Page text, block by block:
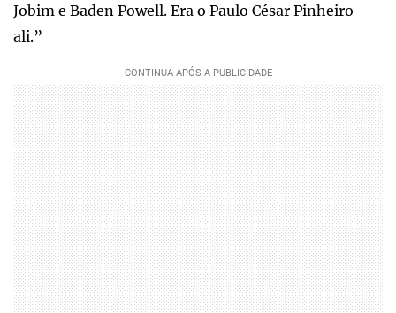
Jobim e Baden Powell. Era o Paulo César Pinheiro
ali.”